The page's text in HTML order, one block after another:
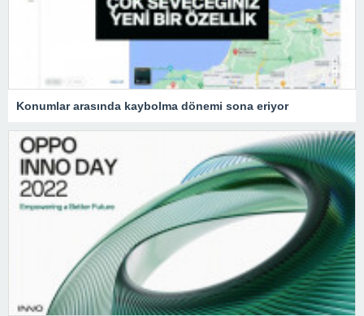
Konumlar arasında kaybolma dönemi sona eriyor